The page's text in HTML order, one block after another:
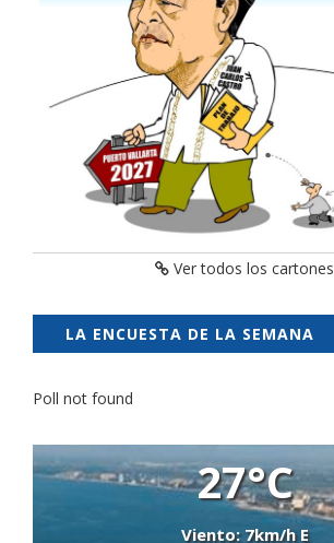
Ver todos los cartones
LA ENCUESTA DE LA SEMANA
Poll not found
27°C
Viento: 7km/h E